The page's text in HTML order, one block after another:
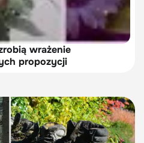
wrażenie
propozycji